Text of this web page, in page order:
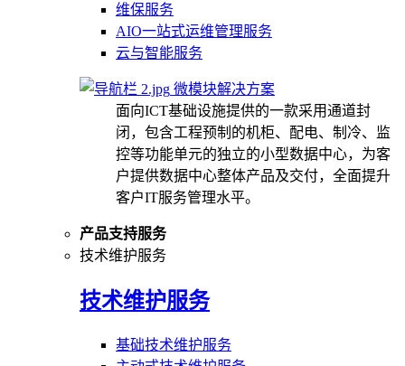
维保服务
AIO一站式运维管理服务
云与智能服务
微模块解决方案
面向ICT基础设施提供的一款采用通道封
闭，包含工程预制的机柜、配电、制冷、监
控等功能单元的独立的小型数据中心，为客
户提供数据中心整体产品及交付，全面提升
客户IT服务管理水平。
产品支持服务
技术维护服务
技术维护服务
基础技术维护服务